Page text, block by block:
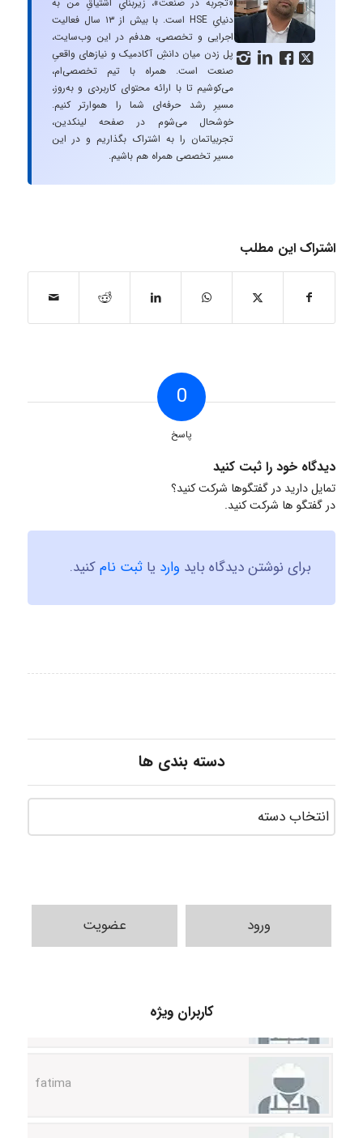
   
دنیایِ HSE است. با بیش از ۱۳ سال فعالیت
اجرایی و تخصصی، هدفم در این وب‌سایت،
پل زدن میان دانشِ آکادمیک و نیازهای واقعیِ
صنعت است. همراه با تیم تخصصی‌ام،
می‌کوشیم تا با ارائه محتوای کاربردی و به‌روز،
مسیرِ رشد حرفه‌ای شما را هموارتر کنیم.
خوشحال می‌شوم در صفحه لینکدین،
تجربیاتمان را به اشتراک بگذاریم و در این
مسیر تخصصی همراه هم باشیم.
اشتراک این مطلب
0
پاسخ
دیدگاه خود را ثبت کنید
تمایل دارید در گفتگوها شرکت کنید؟
در گفتگو ها شرکت کنید.
برای نوشتن دیدگاه باید وارد یا ثبت نامکنید.
دسته بندی ها
ورود عضویت
کاربران ویژه